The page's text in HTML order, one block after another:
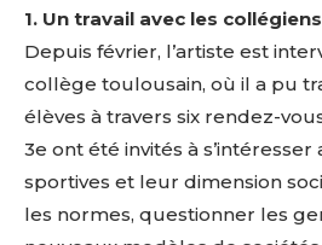
1. Un travail avec les collégiens
Depuis février, l’artiste est
collège toulousain, où il a pu
élèves à travers six rendez-
3e ont été invités à
sportives et leur dimension
les normes, questionner les